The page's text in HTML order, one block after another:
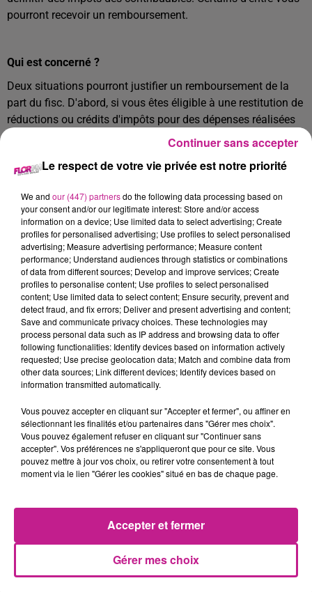
pourront recevoir un remboursement.
Qui est concerné ?
Deux situations pourront justifier un remboursement de la
part du fisc. D'abord, si vous êtes éligible à une restitution de
réductions ou crédits d'impôts pour des dépenses réalisées
La deuxième raison pour recevoir un remboursement est que
vos prélèvements à la source, au cours de l'année 2022, ont
été supérieurs au montant final de l’impôt que vous devez
payer.
15.6 millions de foyers français environ sont concernés.
Quel est le montant ?
La restitution s'élèvera à 844 euros en moyenne par foyer.
MOntant évidemment variable selon les situations.
Comment percevoir ce remboursement ?
Si vous êtes concerné, il n'y aura pas besoin d'effectuer des
démarches et le remboursement sera effectué
automatiquement sur votre compte en banque.
TITRES DIFFUSÉS Voir plus
Le respect de votre vie privée est notre priorité
We and our (447) partnersdo the following data processing based on
your consent and/or our legitimate interest: Store and/or access
information on a device; Use limited data to select advertising; Create
profiles for personalised advertising; Use profiles to select personalised
advertising; Measure advertising performance; Measure content
performance; Understand audiences through statistics or combinations
of data from different sources; Develop and improve services; Create
profiles to personalise content; Use profiles to select personalised
content; Use limited data to select content; Ensure security, prevent and
detect fraud, and fix errors; Deliver and present advertising and content;
Save and communicate privacy choices. These technologies may
process personal data such as IP address and browsing data to offer
following functionalities: Identify devices based on information actively
requested; Use precise geolocation data; Match and combine data from
other data sources; Link different devices; Identify devices based on
information transmitted automatically.
Vous pouvez accepter en cliquant sur "Accepter et fermer", ou affiner en
sélectionnant les finalités et/ou partenaires dans "Gérer mes choix".
Vous pouvez également refuser en cliquant sur "Continuer sans
accepter". Vos préférences ne s'appliqueront que pour ce site. Vous
pouvez mettre à jour vos choix, ou retirer votre consentement à tout
moment via le lien "Gérer les cookies" situé en bas de chaque page.
Gérer mes choix
Accepter et fermer
Continuer sans accepter